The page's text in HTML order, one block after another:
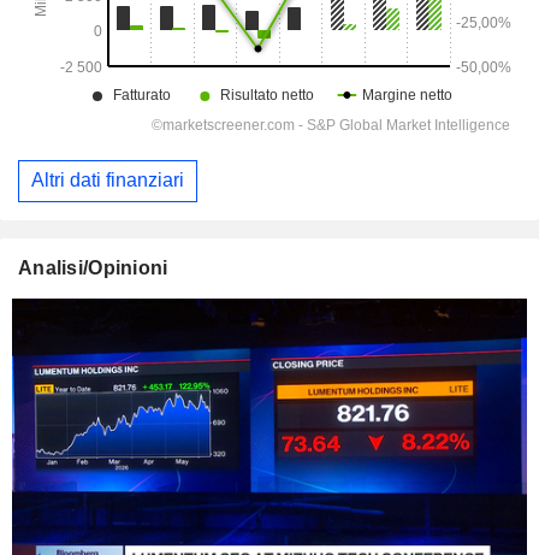
Altri dati finanziari
Analisi/Opinioni